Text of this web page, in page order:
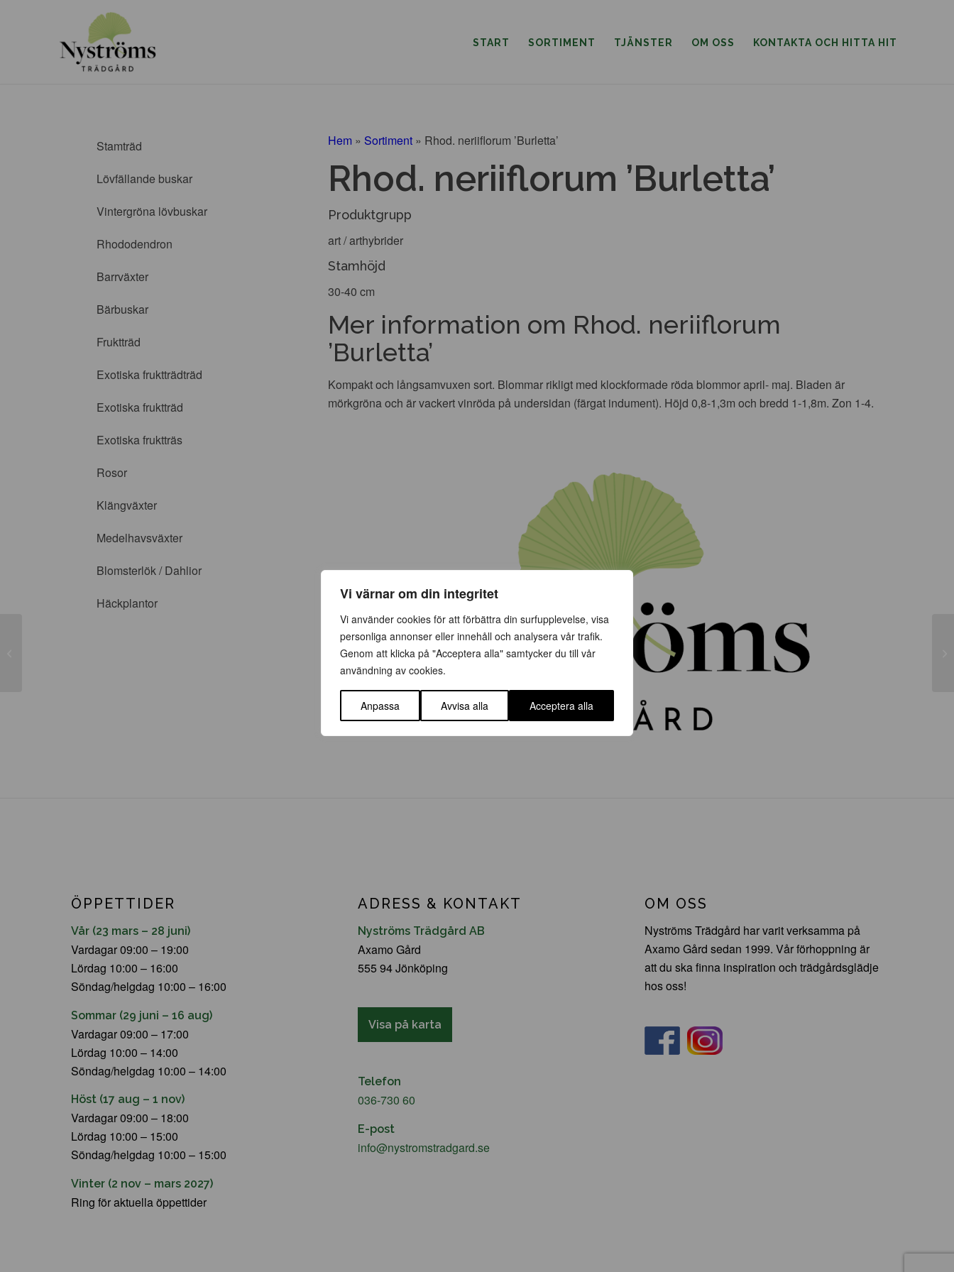
Vi värnar om din integritet
Vi använder cookies för att förbättra din surfupplevelse, visa
personliga annonser eller innehåll och analysera vår trafik.
Genom att klicka på "Acceptera alla" samtycker du till vår
användning av cookies.
Anpassa Avvisa alla Acceptera alla
START SORTIMENT TJÄNSTER OM OSS KONTAKTA OCH HITTA HIT
Stamträd
Lövfällande buskar
Vintergröna lövbuskar
Rhododendron
Barrväxter
Bärbuskar
Fruktträd
Exotiska fruktträdträd
Exotiska fruktträd
Exotiska fruktträs
Rosor
Klängväxter
Medelhavsväxter
Blomsterlök / Dahlior
Häckplantor
Hem » Sortiment » Rhod. neriiflorum ’Burletta’
Rhod. neriiflorum ’Burletta’
Produktgrupp
art / arthybrider
Stamhöjd
30-40 cm
Mer information om Rhod. neriiflorum
’Burletta’
Kompakt och långsamvuxen sort. Blommar rikligt med klockformade röda blommor april- maj. Bladen är
mörkgröna och är vackert vinröda på undersidan (färgat indument). Höjd 0,8-1,3m och bredd 1-1,8m. Zon 1-4.
ÖPPETTIDER
Vår (23 mars – 28 juni)
Vardagar 09:00 – 19:00
Lördag 10:00 – 16:00
Söndag/helgdag 10:00 – 16:00
Sommar (29 juni – 16 aug)
Vardagar 09:00 – 17:00
Lördag 10:00 – 14:00
Söndag/helgdag 10:00 – 14:00
Höst (17 aug – 1 nov)
Vardagar 09:00 – 18:00
Lördag 10:00 – 15:00
Söndag/helgdag 10:00 – 15:00
Vinter (2 nov – mars 2027)
Ring för aktuella öppettider
ADRESS & KONTAKT
Nyströms Trädgård AB
Axamo Gård
555 94 Jönköping
Visa på karta
Telefon
036-730 60
E-post
info@nystromstradgard.se
OM OSS
Nyströms Trädgård har varit verksamma på
Axamo Gård sedan 1999. Vår förhoppning är
att du ska finna inspiration och trädgårdsglädje
hos oss!